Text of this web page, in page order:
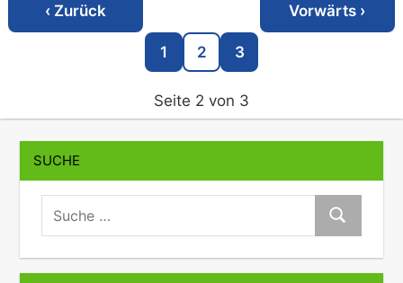
‹ Zurück
1 2 3
Vorwärts ›
Seite 2 von 3
SUCHE
suche:
Suche